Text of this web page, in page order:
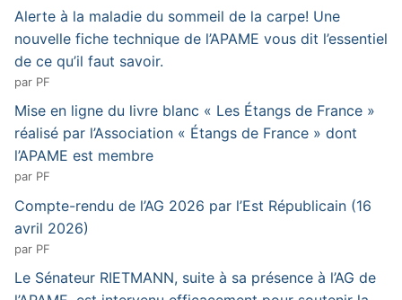
Alerte à la maladie du sommeil de la carpe! Une
nouvelle fiche technique de l’APAME vous dit l’essentiel
de ce qu’il faut savoir.
par PF
Mise en ligne du livre blanc « Les Étangs de France »
réalisé par l’Association « Étangs de France » dont
l’APAME est membre
par PF
Compte-rendu de l’AG 2026 par l’Est Républicain (16
avril 2026)
par PF
Le Sénateur RIETMANN, suite à sa présence à l’AG de